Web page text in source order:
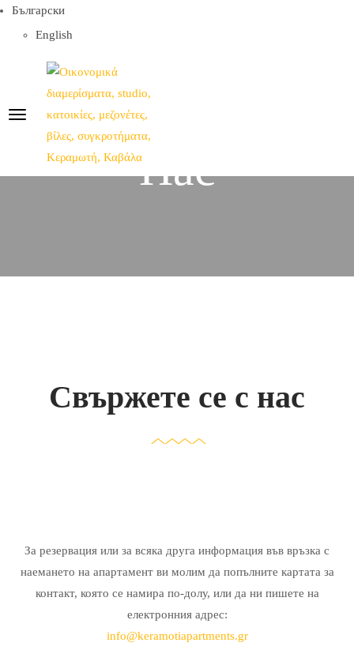
Български
English
Свържете Се С
Нас
Свържете се с нас
За резервация или за всяка друга информация във връзка с
наемането на апартамент ви молим да попълните картата за
контакт, която се намира по-долу, или да ни пишете на
електронния адрес:
info@keramotiapartments.gr